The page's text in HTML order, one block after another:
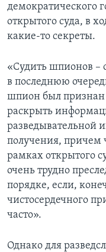
демократического
открытого суда, в
какие-то секреты.
«Судить шпионов –
в последнюю
шпион был
раскрыть
разведывательной
получения, причем
рамках открытого
очень трудно
порядке, если,
чистосердечного
часто».
Однако для